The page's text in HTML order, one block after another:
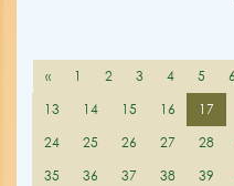
« 1 2 3 4 5 6
13
14 15 16 17
24
25 26 27 28
35
36 37 38 39